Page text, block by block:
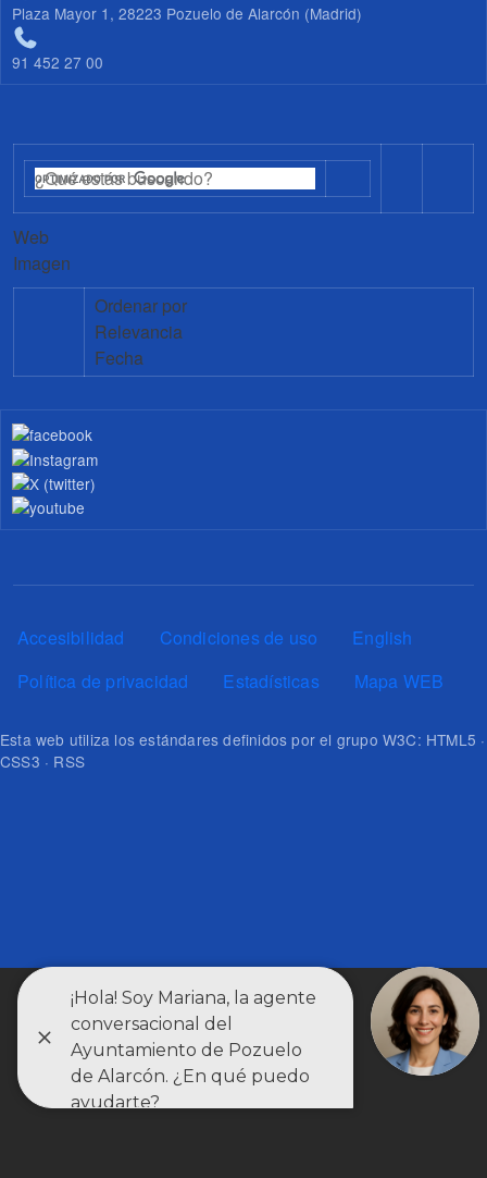
Plaza Mayor 1, 28223 Pozuelo de Alarcón (Madrid)
91 452 27 00
Web
Imagen
Ordenar por
Relevancia
Fecha
Pie de página
Accesibilidad Condiciones de uso
English
Política de privacidad
Estadísticas Mapa WEB
Esta web utiliza los estándares definidos por el grupo W3C: HTML5 ·
CSS3 · RSS